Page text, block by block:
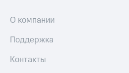
О компании
Поддержка
Контакты